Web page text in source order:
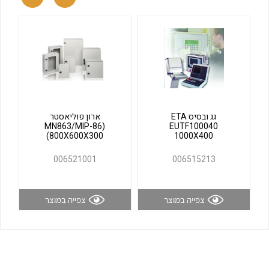
לכל מוצרי היצרן
גג ובסיס ETA
EUTF100040
1000X400
006515213
צפייה במוצר
ארון פוליאסטר
(MN863/MIP-86
(800X600X300
006521001
צפייה במוצר